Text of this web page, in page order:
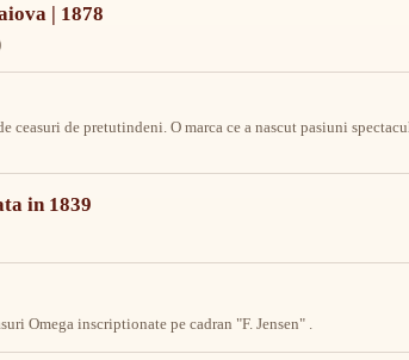
| 1878
ceasuri de pretutindeni. O marca ce a nascut pasiuni
in 1839
Omega inscriptionate pe cadran "F. Jensen" .